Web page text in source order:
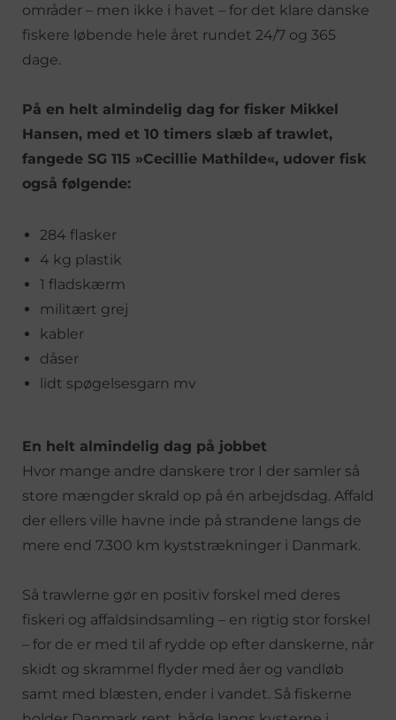
områder – men ikke i havet – for det klare danske
fiskere løbende hele året rundet 24/7 og 365
dage.
På en helt almindelig dag for fisker Mikkel
Hansen, med et 10 timers slæb af trawlet,
fangede SG 115 »Cecillie Mathilde«, udover fisk
også følgende:
284 flasker
4 kg plastik
1 fladskærm
militært grej
kabler
dåser
lidt spøgelsesgarn mv
En helt almindelig dag på jobbet
Hvor mange andre danskere tror I der samler så
store mængder skrald op på én arbejdsdag. Affald
der ellers ville havne inde på strandene langs de
mere end 7.300 km kyststrækninger i Danmark.
Så trawlerne gør en positiv forskel med deres
fiskeri og affaldsindsamling – en rigtig stor forskel
– for de er med til af rydde op efter danskerne, når
skidt og skrammel flyder med åer og vandløb
samt med blæsten, ender i vandet. Så fiskerne